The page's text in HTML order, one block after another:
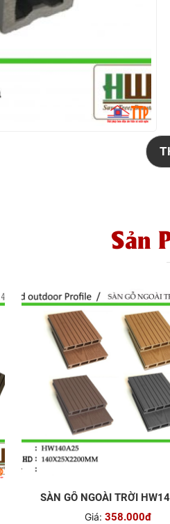
Sản
SÀN GỖ NGOÀI TRỜI
Giá: 358.000đ